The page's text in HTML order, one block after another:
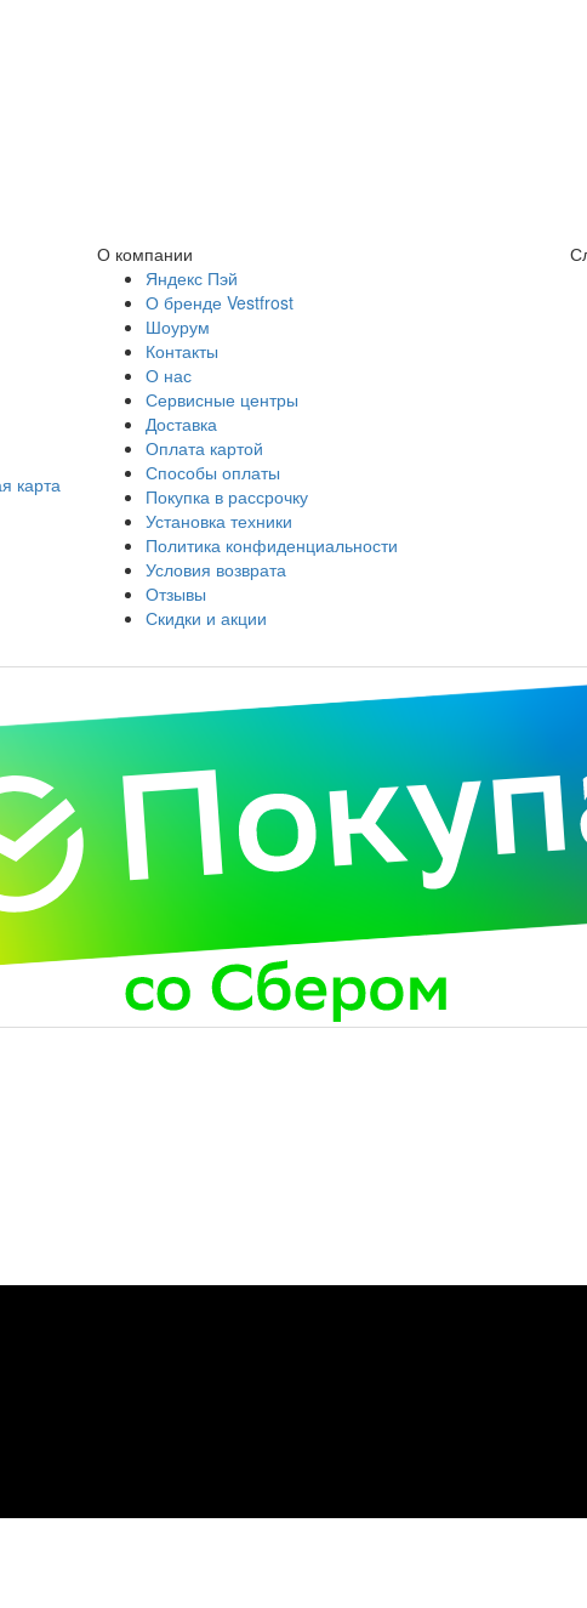
О компании
карта
Яндекс Пэй
О бренде Vestfrost
Шоурум
Контакты
О нас
Сервисные центры
Доставка
Оплата картой
Способы оплаты
Покупка в рассрочку
Установка техники
Политика конфиденциальности
Условия возврата
Отзывы
Скидки и акции